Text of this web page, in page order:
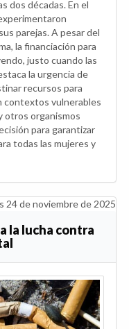
dos décadas. En el
parejas. A pesar del
la financiación para
justo cuando las
la urgencia de
recursos para
contextos vulnerables
otros organismos
para garantizar
todas las mujeres y
24 de noviembre de 2025
la lucha contra